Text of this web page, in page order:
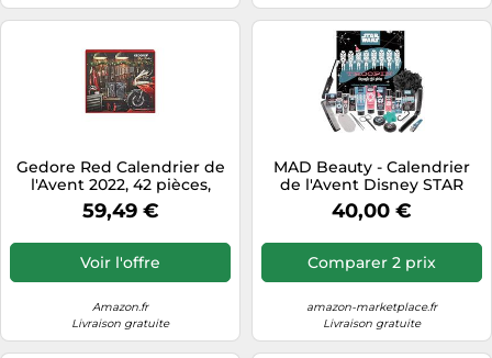
Gedore Red Calendrier de
l'Avent 2022, 42 pièces,
calendrier d'outils pour
homme, cadeau pour
59,49 €
Voir l'offre
Amazon.fr
Livraison gratuite
MAD Beauty - Calendrier
de l'Avent Disney STAR
WARS pour homme avec
24 produits cosmétiques,
avec gel douche,
shampoing, savon, peigne -
Stormtrooper
40,00 €
Comparer 2 prix
amazon-marketplace.fr
Livraison gratuite